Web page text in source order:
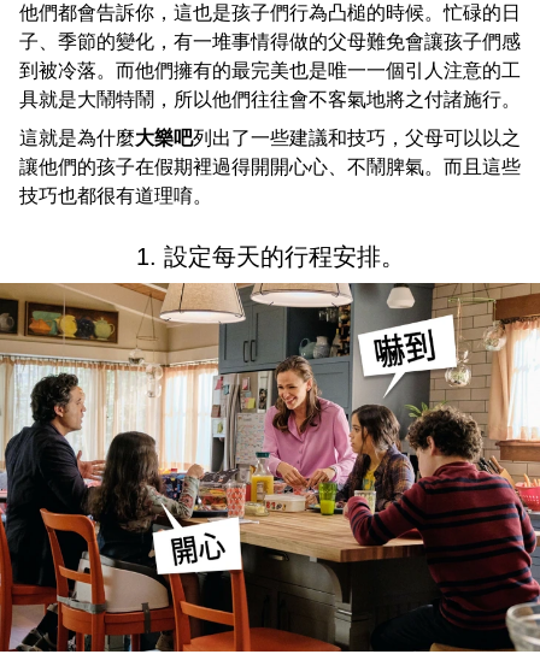
他們都會告訴你，這也是孩子們行為凸槌的時候。忙碌的日
子、季節的變化，有一堆事情得做的父母難免會讓孩子們感
到被冷落。而他們擁有的最完美也是唯一一個引人注意的工
具就是大鬧特鬧，所以他們往往會不客氣地將之付諸施行。
這就是為什麼大樂吧列出了一些建議和技巧，父母可以以之
讓他們的孩子在假期裡過得開開心心、不鬧脾氣。而且這些
技巧也都很有道理唷。
1. 設定每天的行程安排。